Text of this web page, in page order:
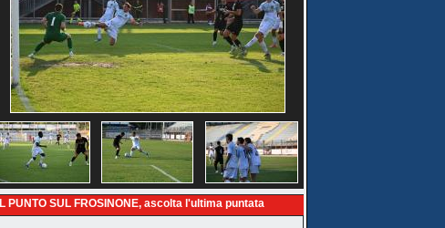
IL PUNTO SUL FROSINONE, ascolta l'ultima puntata